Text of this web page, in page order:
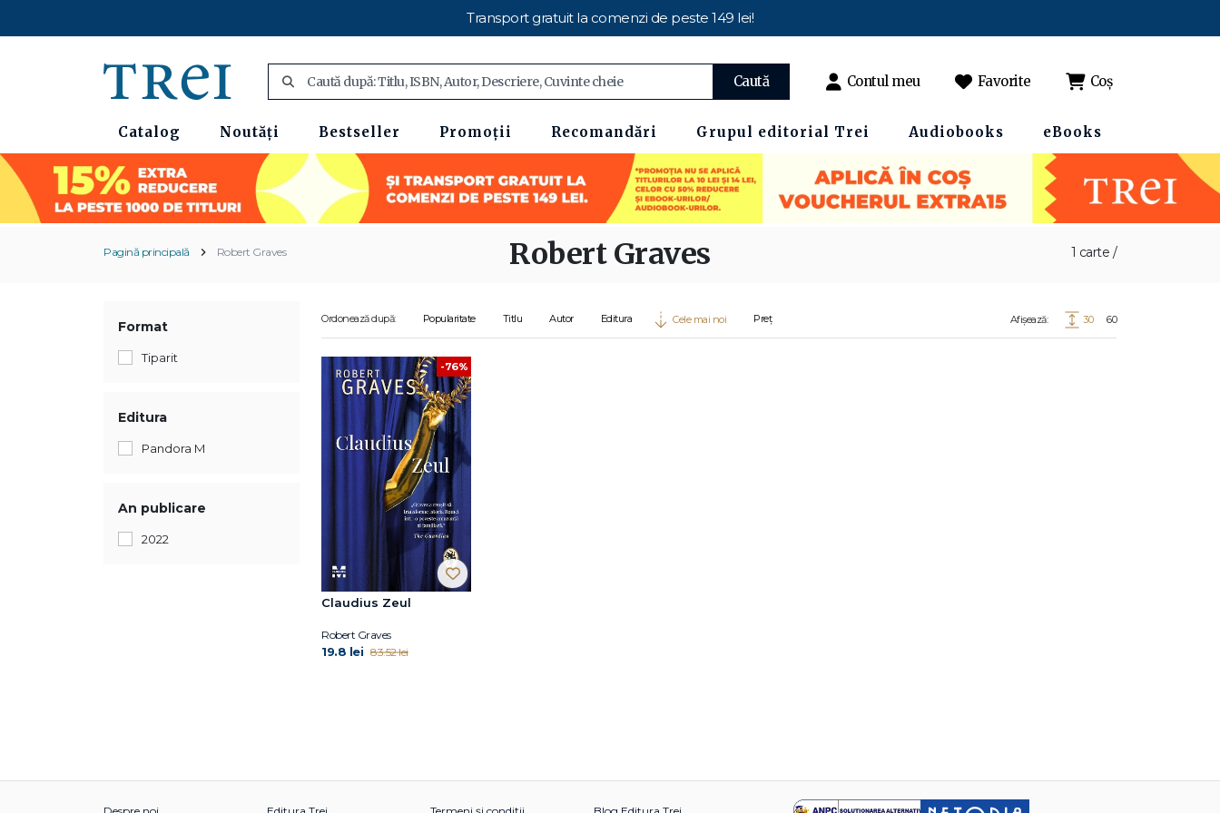
Transport gratuit la comenzi de peste 149 lei!
Caută Contul meu Favorite Coș
Catalog Noutăți Bestseller Promoții Recomandări Grupul editorial Trei Audiobooks eBooks
Pagină principală Robert Graves 1 carte /
Robert Graves
Format
Tiparit
Editura
Pandora M
An publicare
2022
Ordonează după: Popularitate Titlu Autor Editura Cele mai noi Preț Afișează: 30 60
-76%
Claudius Zeul
Robert Graves
19.8 lei 83.52 lei